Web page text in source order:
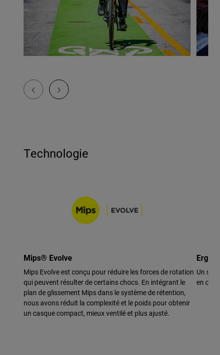
Technologie
Mips® Evolve
Mips Evolve est conçu pour réduire les forces de rotation
qui peuvent résulter de certains chocs. En intégrant le
plan de glissement Mips dans le système de rétention,
nous avons réduit la complexité et le poids pour obtenir
un casque compact, mieux ventilé et plus ajusté.
Ergo
Un
en